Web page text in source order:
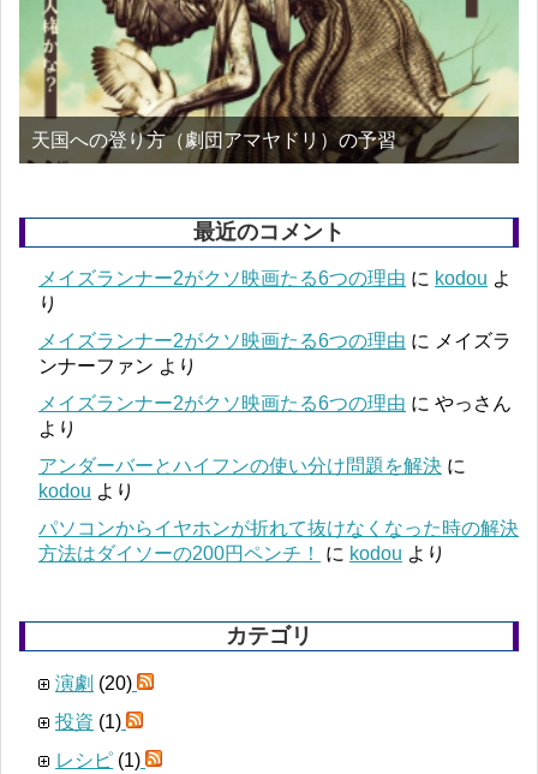
天国への登り方（劇団アマヤドリ）の予習
最近のコメント
メイズランナー2がクソ映画たる6つの理由 に kodou よ
り
メイズランナー2がクソ映画たる6つの理由 に メイズラ
ンナーファン より
メイズランナー2がクソ映画たる6つの理由 に やっさん
より
アンダーバーとハイフンの使い分け問題を解決 に
kodou より
パソコンからイヤホンが折れて抜けなくなった時の解決
方法はダイソーの200円ペンチ！
に kodou より
カテゴリ
演劇 (20)
投資 (1)
レシピ (1)